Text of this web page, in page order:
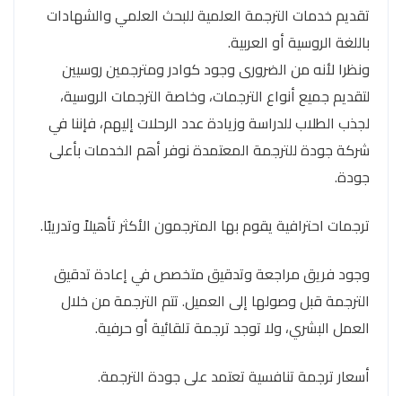
تقديم خدمات الترجمة العلمية للبحث العلمي والشهادات
باللغة الروسية أو العربية.
ونظرا لأنه من الضرورى وجود كوادر ومترجمين روسيين
لتقديم جميع أنواع الترجمات، وخاصة الترجمات الروسية،
لجذب الطلاب للدراسة وزيادة عدد الرحلات إليهم، فإننا في
شركة جودة للترجمة المعتمدة نوفر أهم الخدمات بأعلى
جودة.
ترجمات احترافية يقوم بها المترجمون الأكثر تأهيلاً وتدريبًا.
وجود فريق مراجعة وتدقيق متخصص في إعادة تدقيق
الترجمة قبل وصولها إلى العميل. تتم الترجمة من خلال
العمل البشري، ولا توجد ترجمة تلقائية أو حرفية.
أسعار ترجمة تنافسية تعتمد على جودة الترجمة.